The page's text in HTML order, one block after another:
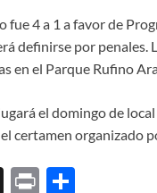
fue 4 a 1 a favor de
definirse por
en el Parque Rufino
el domingo de
certamen organizado
X P C